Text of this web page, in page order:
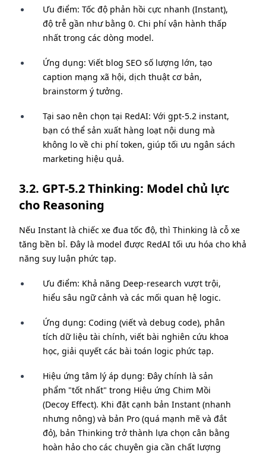
Ưu điểm: Tốc độ phản hồi cực nhanh (Instant),
độ trễ gần như bằng 0. Chi phí vận hành thấp
nhất trong các dòng model.
Ứng dụng: Viết blog SEO số lượng lớn, tạo
caption mạng xã hội, dịch thuật cơ bản,
brainstorm ý tưởng.
Tại sao nên chọn tại RedAI: Với gpt-5.2 instant,
bạn có thể sản xuất hàng loạt nội dung mà
không lo về chi phí token, giúp tối ưu ngân sách
marketing hiệu quả.
3.2. GPT-5.2 Thinking: Model chủ lực
cho Reasoning
Nếu Instant là chiếc xe đua tốc độ, thì Thinking là cỗ xe
tăng bền bỉ. Đây là model được RedAI tối ưu hóa cho khả
năng suy luận phức tạp.
Ưu điểm: Khả năng Deep-research vượt trội,
hiểu sâu ngữ cảnh và các mối quan hệ logic.
Ứng dụng: Coding (viết và debug code), phân
tích dữ liệu tài chính, viết bài nghiên cứu khoa
học, giải quyết các bài toán logic phức tạp.
Hiệu ứng tâm lý áp dụng: Đây chính là sản
phẩm "tốt nhất" trong Hiệu ứng Chim Mồi
(Decoy Effect). Khi đặt cạnh bản Instant (nhanh
nhưng nông) và bản Pro (quá mạnh mẽ và đắt
đỏ), bản Thinking trở thành lựa chọn cân bằng
hoàn hảo cho các chuyên gia cần chất lượng